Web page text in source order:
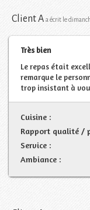
Client A a écrit le
Très bien
Le repas était
remarque le
trop insistant à
Cuisine :
Rapport qualité /
Service :
Ambiance :